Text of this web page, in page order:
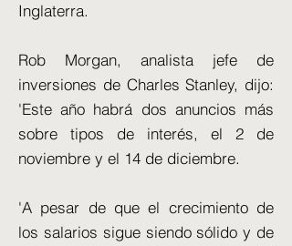
Inglaterra.
Rob Morgan, analista jefe de
inversiones de Charles Stanley, dijo:
'Este año habrá dos anuncios más
sobre tipos de interés, el 2 de
noviembre y el 14 de diciembre.
'A pesar de que el crecimiento de
los salarios sigue siendo sólido y de